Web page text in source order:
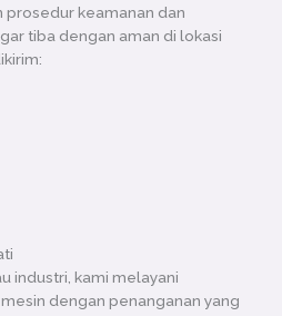
prosedur keamanan dan
tiba dengan aman di lokasi
industri, kami melayani
dengan penanganan yang